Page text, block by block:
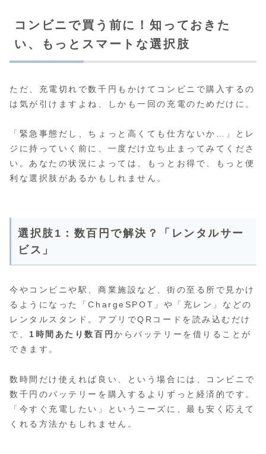
コンビニで買う前に！知っておきた
い、もっとスマートな選択肢
ただ、充電切れで数千円もかけてコンビニで購入するの
は気が引けますよね、しかも一回の充電のためだけに。
「緊急事態だし、ちょっと高くても仕方ないか…」とレ
ジに持っていく前に、一度だけ立ち止まってみてくださ
い。あなたの状況によっては、もっとお得で、もっと便
利な選択肢があるかもしれません。
選択肢1：数百円で解決？「レンタルサー
ビス」
今やコンビニや駅、商業施設など、街の至る所で見かけ
るようになった「ChargeSPOT」や「充レン」などの
レンタルスタンド。アプリでQRコードを読み込むだけ
で、 1時間あたり数百円からバッテリーを借りることが
できます。
数時間だけ使えれば良い、という場合には、コンビニで
数千円のバッテリーを購入するよりずっと経済的です。
「今すぐ充電したい」というニーズに、最も安く応えて
くれる方法かもしれません。